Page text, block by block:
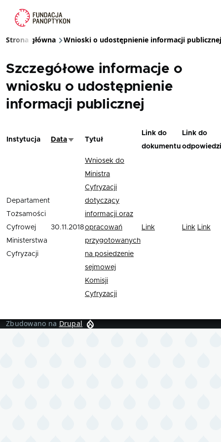
Ścieżka nawigacyjna
Strona główna Wnioski o udostępnienie informacji publicznej
Szczegółowe informacje o
wniosku o udostępnienie
informacji publicznej
Instytucja DataSortuj rosnąco
Tytuł
Link do
dokumentu
Link do
odpowiedzi
Departament
Tożsamości
Cyfrowej
Ministerstwa
Cyfryzacji
30.11.2018
Wniosek do
Ministra
Cyfryzacji
dotyczący
informacji oraz
opracowań
przygotowanych
na posiedzenie
sejmowej
Komisji
Cyfryzacji
Link Link Link
Zbudowano na Drupal